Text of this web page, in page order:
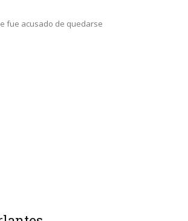
fue acusado de quedarse